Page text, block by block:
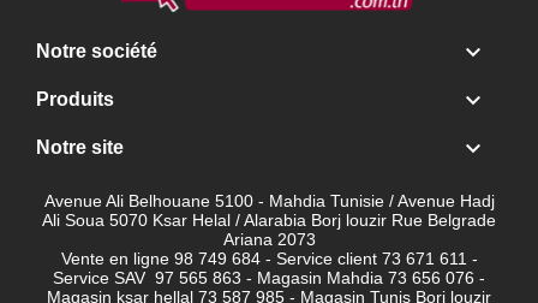
Notre société 
Produits 
Notre site 
Avenue Ali Belhouane 5100 - Mahdia Tunisie / Avenue Hadj
Ali Soua 5070 Ksar Helal / Alarabia Borj louzir Rue Belgrade
Ariana 2073
Vente en ligne 98 749 684 - Service client 73 671 611 -
Service SAV 97 565 863 - Magasin Mahdia 73 656 076 -
Magasin ksar hellal 73 587 985 - Magasin Tunis Borj louzir